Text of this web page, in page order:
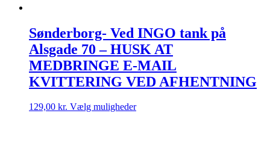
Sønderborg- Ved INGO tank på
Alsgade 70 – HUSK AT
MEDBRINGE E-MAIL
KVITTERING VED AFHENTNING
129,00 kr. Vælg mulighederDette